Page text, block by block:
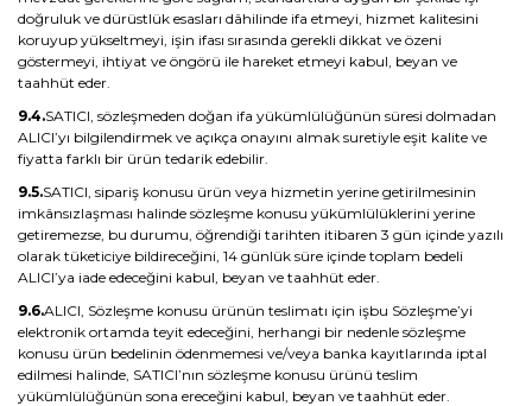
doğruluk ve dürüstlük esasları dâhilinde ifa etmeyi, hizmet kalitesini
koruyup yükseltmeyi, işin ifası sırasında gerekli dikkat ve özeni
göstermeyi, ihtiyat ve öngörü ile hareket etmeyi kabul, beyan ve
taahhüt eder.
9.4.SATICI, sözleşmeden doğan ifa yükümlülüğünün süresi dolmadan
ALICI’yı bilgilendirmek ve açıkça onayını almak suretiyle eşit kalite ve
fiyatta farklı bir ürün tedarik edebilir.
9.5.SATICI, sipariş konusu ürün veya hizmetin yerine getirilmesinin
imkânsızlaşması halinde sözleşme konusu yükümlülüklerini yerine
getiremezse, bu durumu, öğrendiği tarihten itibaren 3 gün içinde yazılı
olarak tüketiciye bildireceğini, 14 günlük süre içinde toplam bedeli
ALICI’ya iade edeceğini kabul, beyan ve taahhüt eder.
9.6.ALICI, Sözleşme konusu ürünün teslimatı için işbu Sözleşme’yi
elektronik ortamda teyit edeceğini, herhangi bir nedenle sözleşme
konusu ürün bedelinin ödenmemesi ve/veya banka kayıtlarında iptal
edilmesi halinde, SATICI’nın sözleşme konusu ürünü teslim
yükümlülüğünün sona ereceğini kabul, beyan ve taahhüt eder.